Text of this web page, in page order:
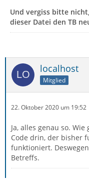
Und vergiss bitte
dieser Datei den TB
localhost
Mitglied
22. Oktober 2020 um 19:52
Ja, alles genau so.
Code drin, der bisher
funktioniert.
Betreffs.